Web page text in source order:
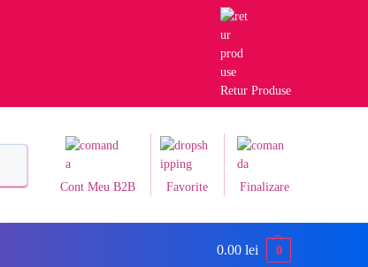
Retur Produse
Cont Meu B2B Favorite Finalizare
0.00 lei 0